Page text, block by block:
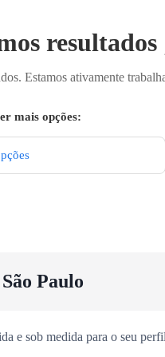
resultados
Estamos ativamente
mais opções:
Paulo
e sob medida para o seu